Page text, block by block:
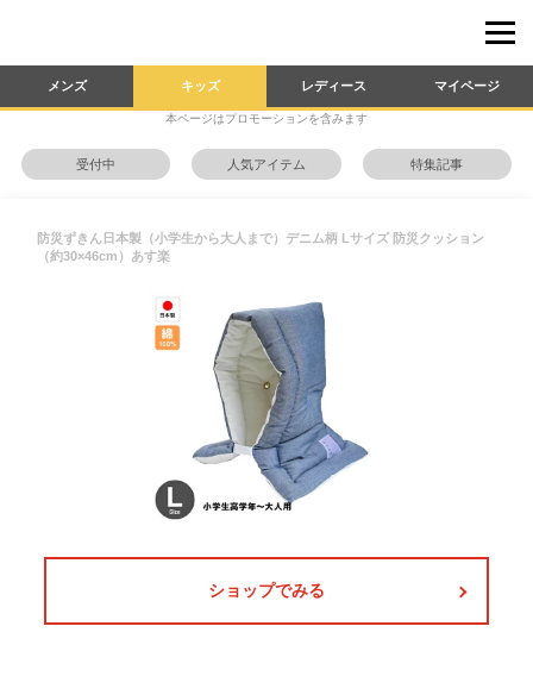
メンズ キッズ レディース マイページ
本ページはプロモーションを含みます
受付中 人気アイテム 特集記事
防災ずきん日本製（小学生から大人まで）デニム柄 Lサイズ 防災クッション
（約30×46cm）あす楽
ショップでみる